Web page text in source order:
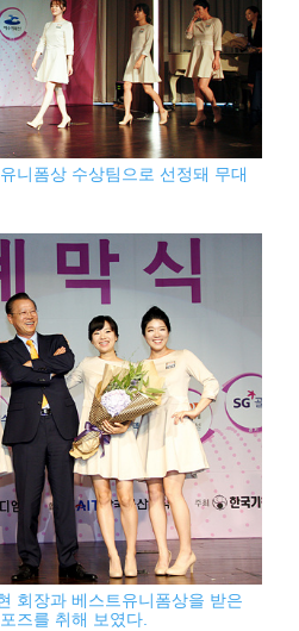
니폼상 수상팀으로 선정돼 무대
회장과 베스트유니폼상을 받은
즈를 취해 보였다.